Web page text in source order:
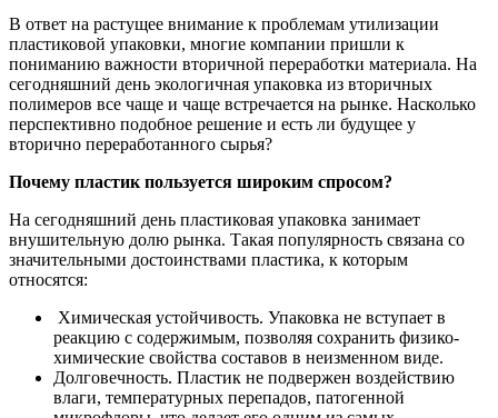
В ответ на растущее внимание к проблемам утилизации
пластиковой упаковки, многие компании пришли к
пониманию важности вторичной переработки материала. На
сегодняшний день экологичная упаковка из вторичных
полимеров все чаще и чаще встречается на рынке. Насколько
перспективно подобное решение и есть ли будущее у
вторично переработанного сырья?
Почему пластик пользуется широким спросом?
На сегодняшний день пластиковая упаковка занимает
внушительную долю рынка. Такая популярность связана со
значительными достоинствами пластика, к которым
относятся:
Химическая устойчивость. Упаковка не вступает в
реакцию с содержимым, позволяя сохранить физико-
химические свойства составов в неизменном виде.
Долговечность. Пластик не подвержен воздействию
влаги, температурных перепадов, патогенной